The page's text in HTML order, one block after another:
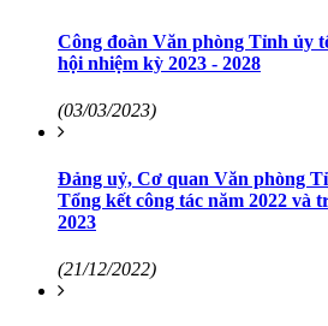
Công đoàn Văn phòng Tỉnh ủy
hội nhiệm kỳ 2023 - 2028
(03/03/2023)
Đảng uỷ, Cơ quan Văn phòng
Tổng kết công tác năm 2022 và
2023
(21/12/2022)